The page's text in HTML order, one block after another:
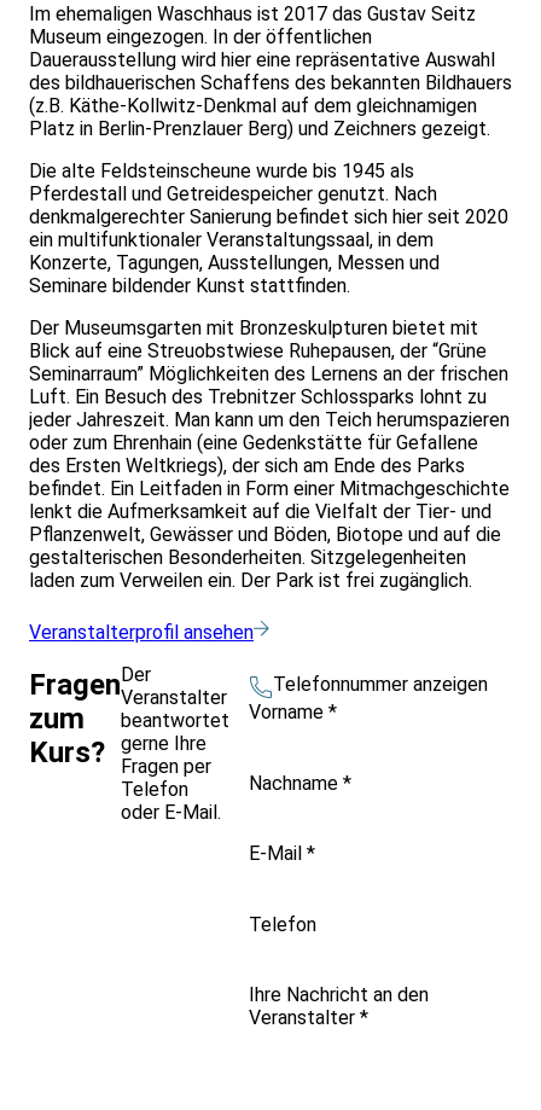
Im ehemaligen Waschhaus ist 2017 das Gustav Seitz
Museum eingezogen. In der öffentlichen
Dauerausstellung wird hier eine repräsentative Auswahl
des bildhauerischen Schaffens des bekannten Bildhauers
(z.B. Käthe-Kollwitz-Denkmal auf dem gleichnamigen
Platz in Berlin-Prenzlauer Berg) und Zeichners gezeigt.
Die alte Feldsteinscheune wurde bis 1945 als
Pferdestall und Getreidespeicher genutzt. Nach
denkmalgerechter Sanierung befindet sich hier seit 2020
ein multifunktionaler Veranstaltungssaal, in dem
Konzerte, Tagungen, Ausstellungen, Messen und
Seminare bildender Kunst stattfinden.
Der Museumsgarten mit Bronzeskulpturen bietet mit
Blick auf eine Streuobstwiese Ruhepausen, der “Grüne
Seminarraum” Möglichkeiten des Lernens an der frischen
Luft. Ein Besuch des Trebnitzer Schlossparks lohnt zu
jeder Jahreszeit. Man kann um den Teich herumspazieren
oder zum Ehrenhain (eine Gedenkstätte für Gefallene
des Ersten Weltkriegs), der sich am Ende des Parks
befindet. Ein Leitfaden in Form einer Mitmachgeschichte
lenkt die Aufmerksamkeit auf die Vielfalt der Tier- und
Pflanzenwelt, Gewässer und Böden, Biotope und auf die
gestalterischen Besonderheiten. Sitzgelegenheiten
laden zum Verweilen ein. Der Park ist frei zugänglich.
Veranstalterprofil ansehen
Fragen
zum
Kurs?
Der
Veranstalter
beantwortet
gerne Ihre
Fragen per
Telefon
oder E-Mail.
Telefonnummer anzeigen
Vorname *
Nachname *
E-Mail *
Telefon
Ihre Nachricht an den
Veranstalter *